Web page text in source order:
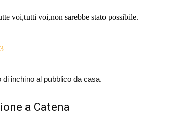
voi,tutti voi,non sarebbe stato possibile.
inchino al pubblico da casa.
a Catena